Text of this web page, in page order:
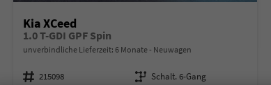
Kia XCeed
1.0 T-GDI GPF Spin
unverbindliche Lieferzeit: 6 Monate Neuwagen
Fahrzeugnummer 215098 Getriebe Schalt. 6-Gang